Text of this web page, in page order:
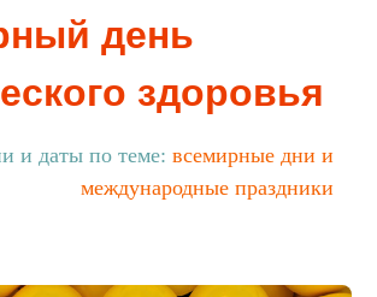
день
здоровья
и даты по теме: всемирные дни и
международные праздники